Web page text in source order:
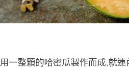
用一整顆的哈密瓜製作而成,就